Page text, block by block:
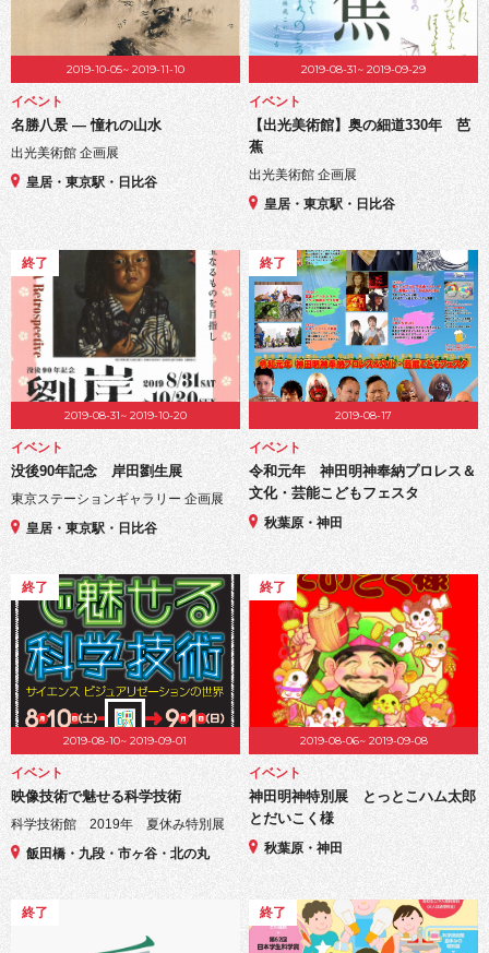
2019-10-05~ 2019-11-10
イベント
名勝八景 ― 憧れの山水
出光美術館 企画展
皇居・東京駅・日比谷
2019-08-31~ 2019-09-29
イベント
【出光美術館】奥の細道330年 芭
蕉
出光美術館 企画展
皇居・東京駅・日比谷
終了
2019-08-31~ 2019-10-20
イベント
没後90年記念 岸田劉生展
東京ステーションギャラリー 企画展
皇居・東京駅・日比谷
終了
2019-08-17
イベント
令和元年 神田明神奉納プロレス＆
文化・芸能こどもフェスタ
秋葉原・神田
終了
2019-08-10~ 2019-09-01
イベント
映像技術で魅せる科学技術
科学技術館 2019年 夏休み特別展
飯田橋・九段・市ヶ谷・北の丸
終了
2019-08-06~ 2019-09-08
イベント
神田明神特別展 とっとこハム太郎
とだいこく様
秋葉原・神田
終了 終了